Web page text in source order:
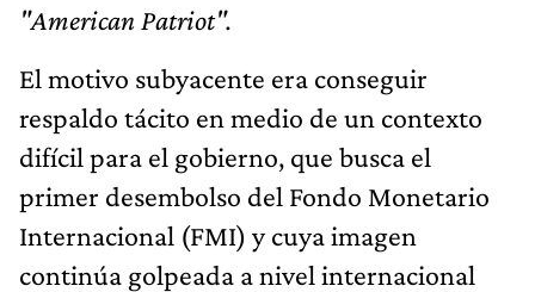
"American Patriot".
El motivo subyacente era conseguir
respaldo tácito en medio de un contexto
difícil para el gobierno, que busca el
primer desembolso del Fondo Monetario
Internacional (FMI) y cuya imagen
continúa golpeada a nivel internacional